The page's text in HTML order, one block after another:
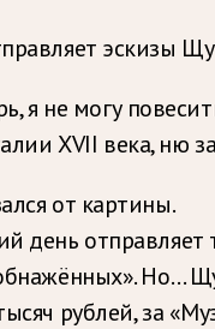
эскизы
я не могу
XVII века, ню
от картины.
день отправляет
Но…
рублей, за